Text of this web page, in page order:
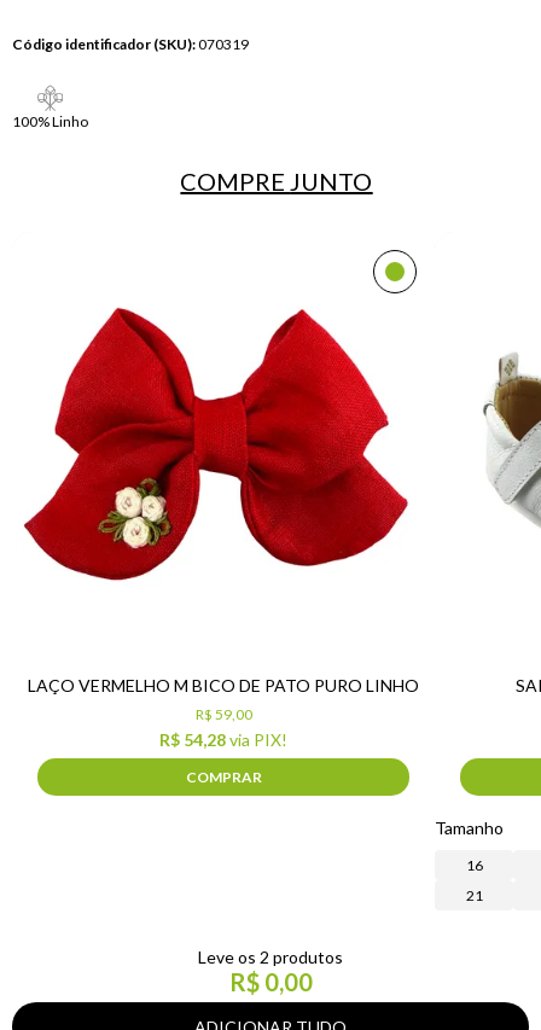
Código identificador (SKU):070319
100% Linho
COMPREJUNTO
LAÇO VERMELHO M BICO DE PATO PURO LINHO
R$ 54,28via PIX!
R$ 59,00
COMPRAR
Tamanho
16
21
Leve os 2 produtos
R$ 0,00